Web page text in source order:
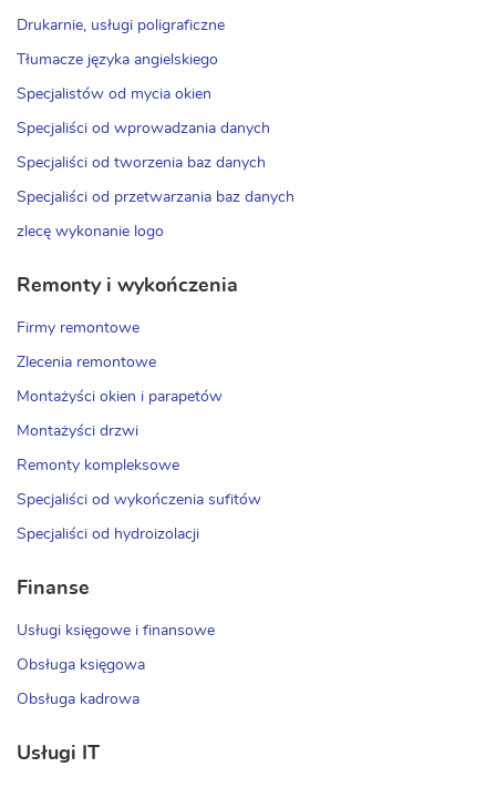
Drukarnie, usługi poligraficzne
Tłumacze języka angielskiego
Specjalistów od mycia okien
Specjaliści od wprowadzania danych
Specjaliści od tworzenia baz danych
Specjaliści od przetwarzania baz danych
zlecę wykonanie logo
Remonty i wykończenia
Firmy remontowe
Zlecenia remontowe
Montażyści okien i parapetów
Montażyści drzwi
Remonty kompleksowe
Specjaliści od wykończenia sufitów
Specjaliści od hydroizolacji
Finanse
Usługi księgowe i finansowe
Obsługa księgowa
Obsługa kadrowa
Usługi IT